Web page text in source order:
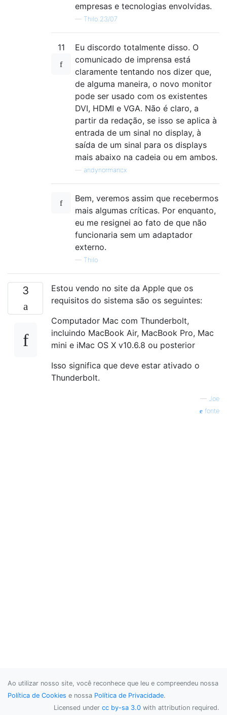
empresas e tecnologias envolvidas.
— Thilo 23/07
11
Eu discordo totalmente disso. O
comunicado de imprensa está
claramente tentando nos dizer que,
de alguma maneira, o novo monitor
pode ser usado com os existentes
DVI, HDMI e VGA. Não é claro, a
partir da redação, se isso se aplica à
entrada de um sinal no display, à
saída de um sinal para os displays
mais abaixo na cadeia ou em ambos.
andynormancx
Bem, veremos assim que recebermos
mais algumas críticas. Por enquanto,
eu me resignei ao fato de que não
funcionaria sem um adaptador
externo.
— Thilo
3
Estou vendo no site da Apple que os
requisitos do sistema são os seguintes:
Computador Mac com Thunderbolt,
incluindo MacBook Air, MacBook Pro, Mac
mini e iMac OS X v10.6.8 ou posterior
Isso significa que deve estar ativado o
Thunderbolt.
— Joe
fonte
Ao utilizar nosso site, você reconhece que leu e compreendeu nossa
Política de Cookies e nossa Política de Privacidade.
Licensed under cc by-sa 3.0 with attribution required.